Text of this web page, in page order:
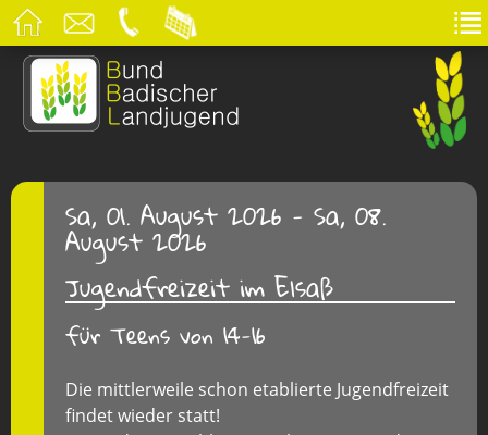
Sa, 01. August 2026 - Sa, 08.
August 2026
Jugendfreizeit im Elsaß
für Teens von 14-16
Die mittlerweile schon etablierte Jugendfreizeit
findet wieder statt!